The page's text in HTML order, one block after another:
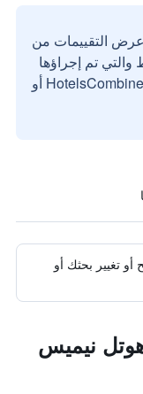
التقييمات من
تم إجراؤها
بواسطة مستخدمين حقيقيين مع HotelsCombined أو
تغيير بحثك أو
نيميس